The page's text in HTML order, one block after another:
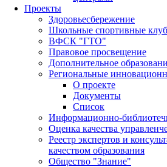
Проекты
Здоровьесбережение
Школьные спортивные
ВФСК "ГТО"
Правовое просвещение
Дополнительное
Региональные
О проекте
Документы
Список
Информационно-
Оценка качества
Реестр экспертов и
качеством образования
Общество "Знание"